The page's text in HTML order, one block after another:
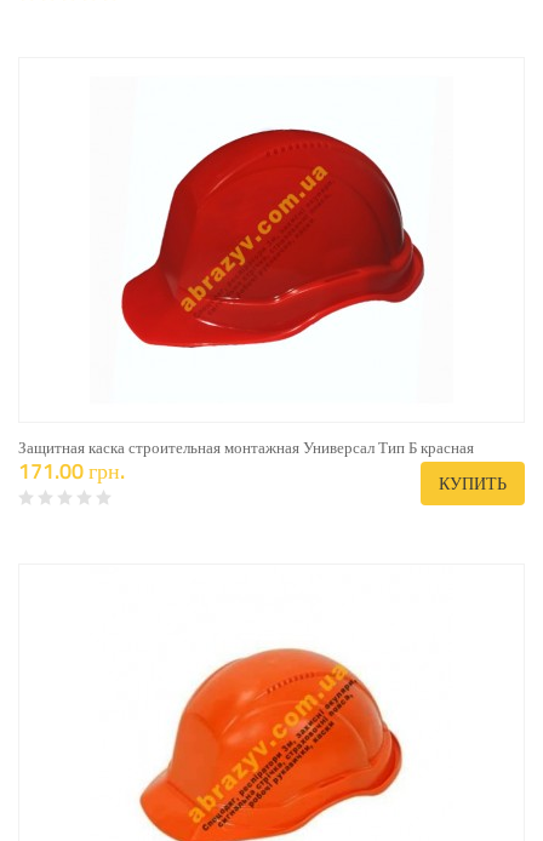
Защитная каска строительная монтажная Универсал Тип Б красная
171.00 грн. КУПИТЬ